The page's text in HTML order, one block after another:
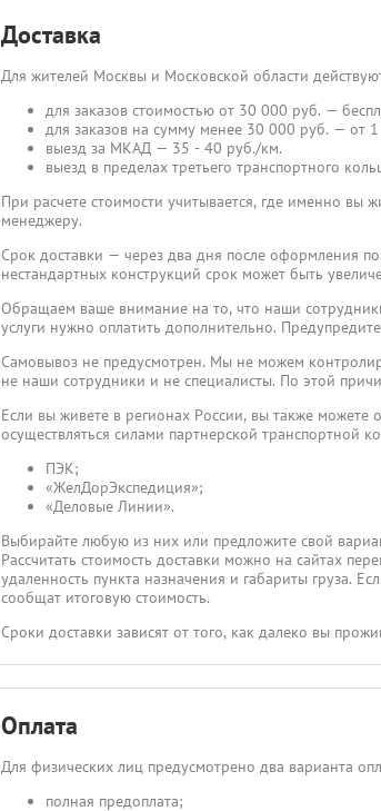
Доставка
Для жителей Москвы и Московской области
для заказов стоимостью от 30 000 руб. —
для заказов на сумму менее 30 000 руб. — от
выезд за МКАД — 35 - 40 руб./км.
выезд в пределах третьего транспортного
При расчете стоимости учитывается, где именно вы
менеджеру.
Срок доставки — через два дня после оформления
нестандартных конструкций срок может быть
Обращаем ваше внимание на то, что наши
услуги нужно оплатить дополнительно.
Самовывоз не предусмотрен. Мы не можем
не наши сотрудники и не специалисты. По этой
Если вы живете в регионах России, вы также можете
осуществляться силами партнерской
ПЭК;
«ЖелДорЭкспедиция»;
«Деловые Линии».
Выбирайте любую из них или предложите свой
Рассчитать стоимость доставки можно на сайтах
удаленность пункта назначения и габариты груза.
сообщат итоговую стоимость.
Сроки доставки зависят от того, как далеко вы
Оплата
Для физических лиц предусмотрено два варианта
полная предоплата;